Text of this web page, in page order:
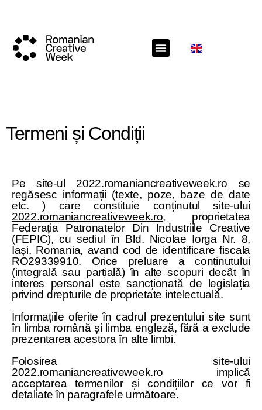
Termeni și Condiții
Pe site-ul 2022.romaniancreativeweek.ro se
regăsesc informații (texte, poze, baze de date
etc. ) care constituie conținutul site-ului
2022.romaniancreativeweek.ro, proprietatea
Federația Patronatelor Din Industriile Creative
(FEPIC), cu sediul în Bld. Nicolae Iorga Nr. 8,
Iași, Romania, avand cod de identificare fiscala
RO29339910. Orice preluare a conținutului
(integrală sau parțială) în alte scopuri decât în
interes personal este sancționată de legislația
privind drepturile de proprietate intelectuală.
Informațiile oferite în cadrul prezentului site sunt
în limba română și limba engleză, fără a exclude
prezentarea acestora în alte limbi.
Folosirea site-ului
2022.romaniancreativeweek.ro implică
acceptarea termenilor și condițiilor ce vor fi
detaliate în paragrafele următoare.